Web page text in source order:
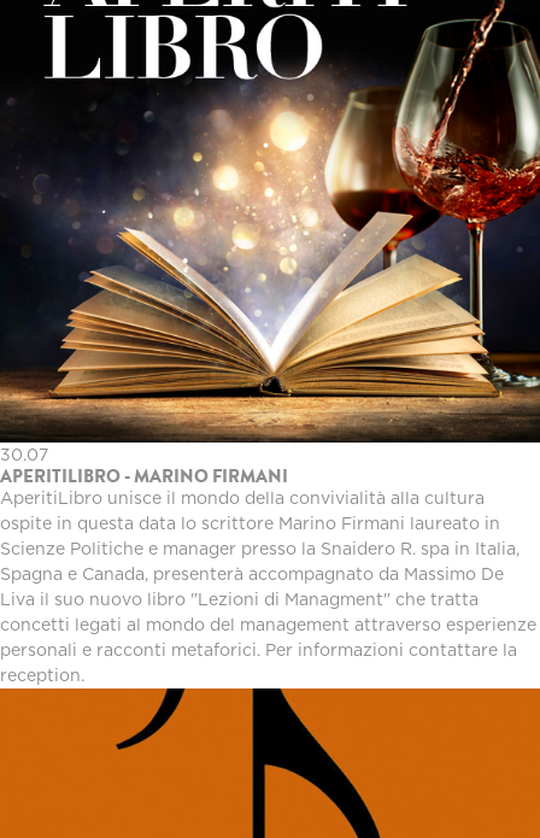
30.07
APERITILIBRO - MARINO FIRMANI
AperitiLibro unisce il mondo della convivialità alla cultura
ospite in questa data lo scrittore Marino Firmani laureato in
Scienze Politiche e manager presso la Snaidero R. spa in Italia,
Spagna e Canada, presenterà accompagnato da Massimo De
Liva il suo nuovo libro "Lezioni di Managment" che tratta
concetti legati al mondo del management attraverso esperienze
personali e racconti metaforici. Per informazioni contattare la
reception.